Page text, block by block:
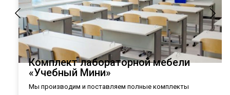
Комплект лабораторной мебели
«Учебный Мини»
Мы производим и поставляем полные комплекты